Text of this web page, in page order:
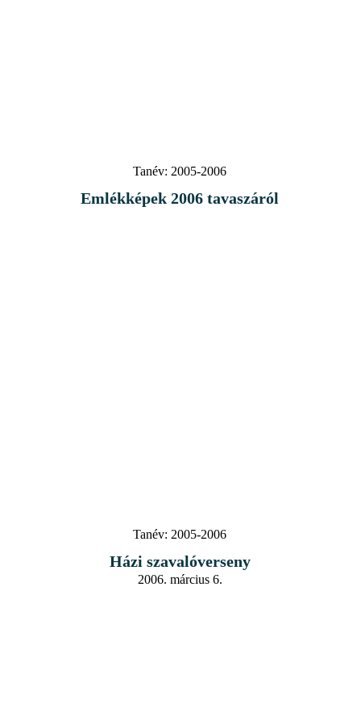
Tanév: 2005-2006
Emlékképek 2006 tavaszáról
Tanév: 2005-2006
Házi szavalóverseny
2006. március 6.